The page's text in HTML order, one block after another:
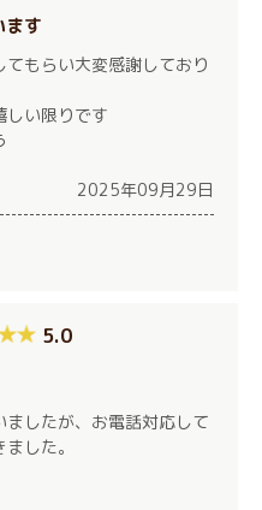
ます
もらい大変感謝しており
しい限りです
2025年09月29日
5.0
したが、お電話対応して
した。